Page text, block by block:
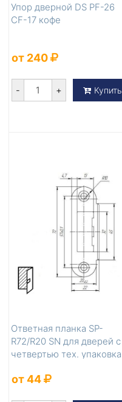
Упор дверной DS PF-26
CF-17 кофе
от 240
- + Купить
Ответная планка SP-
R72/R20 SN для дверей с
четвертью тех. упаковка
от 44